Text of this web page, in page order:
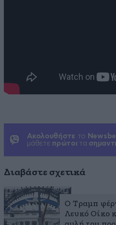
Ακολουθήστε το
μάθετε πρώτοι τα
Διαβάστε σχετικά
Ο Τραμπ
Λευκό Οίκο